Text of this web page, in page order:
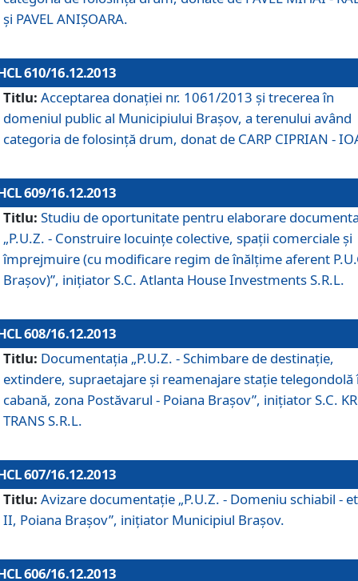
şi PAVEL ANIŞOARA.
610/16.12.2013
Titlu: Acceptarea donaţiei nr. 1061/2013 şi trecerea în
domeniul public al Municipiului Braşov, a terenului având
categoria de folosinţă drum, donat de CARP CIPRIAN -
609/16.12.2013
Titlu: Studiu de oportunitate pentru elaborare
„P.U.Z. - Construire locuinţe colective, spaţii comerciale şi
împrejmuire (cu modificare regim de înălţime aferent
Braşov)”, iniţiator S.C. Atlanta House Investments S.R.L.
608/16.12.2013
Titlu: Documentaţia „P.U.Z. - Schimbare de destinaţie,
extindere, supraetajare şi reamenajare staţie telegondolă
cabană, zona Postăvarul - Poiana Braşov”, iniţiator S.C.
TRANS S.R.L.
607/16.12.2013
Titlu: Avizare documentaţie „P.U.Z. - Domeniu schiabil -
II, Poiana Braşov”, iniţiator Municipiul Braşov.
606/16.12.2013